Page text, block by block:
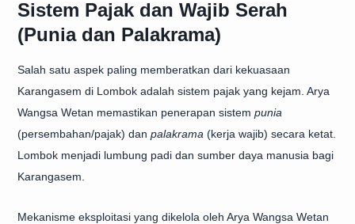
Sistem Pajak dan Wajib Serah
(Punia dan Palakrama)
Salah satu aspek paling memberatkan dari kekuasaan
Karangasem di Lombok adalah sistem pajak yang kejam. Arya
Wangsa Wetan memastikan penerapan sistem punia
(persembahan/pajak) dan palakrama (kerja wajib) secara ketat.
Lombok menjadi lumbung padi dan sumber daya manusia bagi
Karangasem.
Mekanisme eksploitasi yang dikelola oleh Arya Wangsa Wetan